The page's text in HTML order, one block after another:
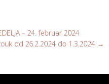
– 24. februar 2024
od 26.2.2024 do 1.3.2024 →